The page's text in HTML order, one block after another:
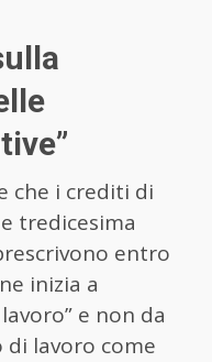
che i crediti di
tredicesima
entro
inizia a
e non da
lavoro come